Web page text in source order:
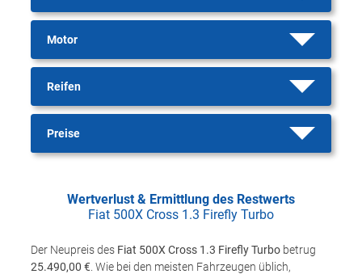
Motor
Reifen
Preise
Wertverlust & Ermittlung des Restwerts
Fiat 500X Cross 1.3 Firefly Turbo
Der Neupreis des Fiat 500X Cross 1.3 Firefly Turbo betrug
25.490,00 € . Wie bei den meisten Fahrzeugen üblich,